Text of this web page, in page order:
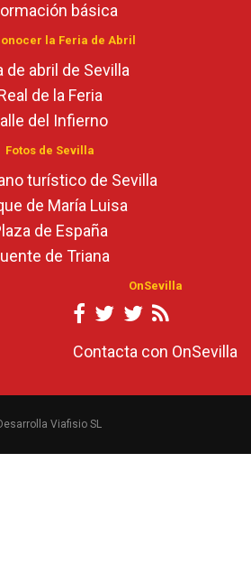
básica
la Feria de Abril
de abril de Sevilla
de la Feria
del Infierno
Fotos de Sevilla
turístico de Sevilla
de María Luisa
de España
de Triana
OnSevilla
Contacta con OnSevilla
Viafisio SL